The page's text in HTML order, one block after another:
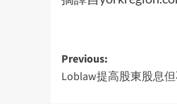
Post
navigation
Previous:
Loblaw提高股東股息